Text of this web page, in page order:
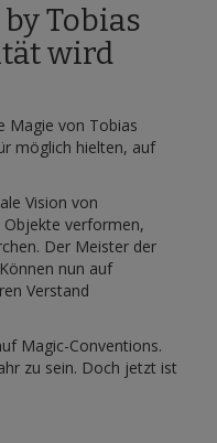
Tobias
wird
Magie von Tobias
möglich hielten, auf
Vision von
Objekte verformen,
Der Meister der
nun auf
Verstand
Magic-Conventions.
zu sein. Doch jetzt ist